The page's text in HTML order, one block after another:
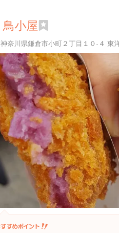
鳥小屋
神奈川県鎌倉市小町２丁目１０-４ 東